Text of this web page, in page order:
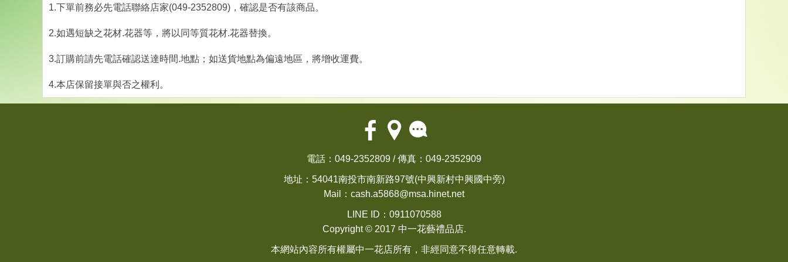
1.下單前務必先電話聯絡店家(049-2352809)，確認是否有該商品。
2.如遇短缺之花材.花器等，將以同等質花材.花器替換。
3.訂購前請先電話確認送達時間.地點；如送貨地點為偏遠地區，將增收運費。
4.本店保留接單與否之權利。
電話：049-2352809 / 傳真：049-2352909
地址：54041南投市南新路97號(中興新村中興國中旁)
Mail： cash.a5868@msa.hinet.net
LINE ID：0911070588
Copyright © 2017 中一花藝禮品店.
本網站內容所有權屬中一花店所有，非經同意不得任意轉載.